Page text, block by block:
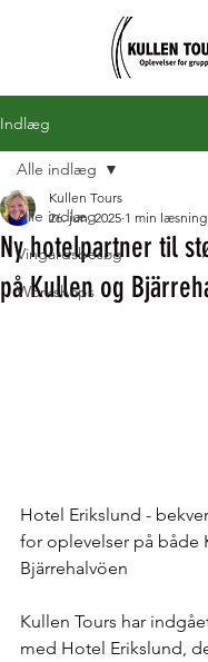
Indlæg
Alle indlæg
Vingårdsbesøg
Workshops
Alle indlæg
Ny hotelpartner til
på Kullen og
Kullen Tours
26. jun. 2025 1 min læsning
Hotel Erikslund -
for oplevelser på både
Bjärrehalvöen
Kullen Tours har
med Hotel Erikslund,